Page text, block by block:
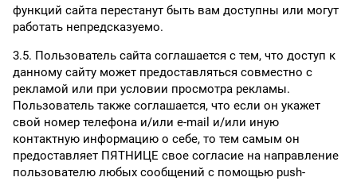
функций сайта перестанут быть вам доступны или могут
работать непредсказуемо.
3.5. Пользователь сайта соглашается с тем, что доступ к
данному сайту может предоставляться совместно с
рекламой или при условии просмотра рекламы.
Пользователь также соглашается, что если он укажет
свой номер телефона и/или e-mail и/или иную
контактную информацию о себе, то тем самым он
предоставляет ПЯТНИЦЕ свое согласие на направление
пользователю любых сообщений с помощью push-